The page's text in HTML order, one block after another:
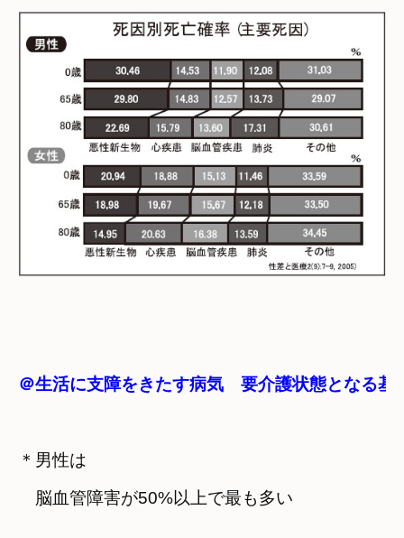
＠生活に支障をきたす病気　要介護状態となる基
＊男性は
脳血管障害が50%以上で最も多い